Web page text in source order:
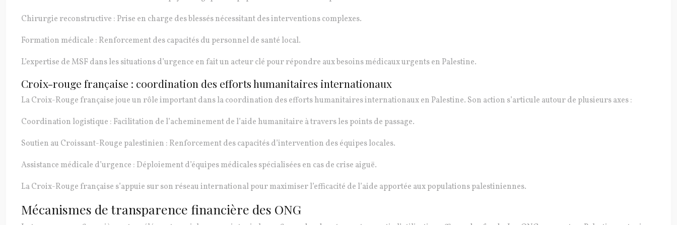
Chirurgie reconstructive : Prise en charge des blessés nécessitant des interventions complexes.
Formation médicale : Renforcement des capacités du personnel de santé local.
L’expertise de MSF dans les situations d’urgence en fait un acteur clé pour répondre aux besoins médicaux urgents en Palestine.
Croix-rouge française : coordination des efforts humanitaires internationaux
La Croix-Rouge française joue un rôle important dans la coordination des efforts humanitaires internationaux en Palestine. Son action s’articule autour de plusieurs axes :
Coordination logistique : Facilitation de l’acheminement de l’aide humanitaire à travers les points de passage.
Soutien au Croissant-Rouge palestinien : Renforcement des capacités d’intervention des équipes locales.
Assistance médicale d’urgence : Déploiement d’équipes médicales spécialisées en cas de crise aiguë.
La Croix-Rouge française s’appuie sur son réseau international pour maximiser l’efficacité de l’aide apportée aux populations palestiniennes.
Mécanismes de transparence financière des ONG